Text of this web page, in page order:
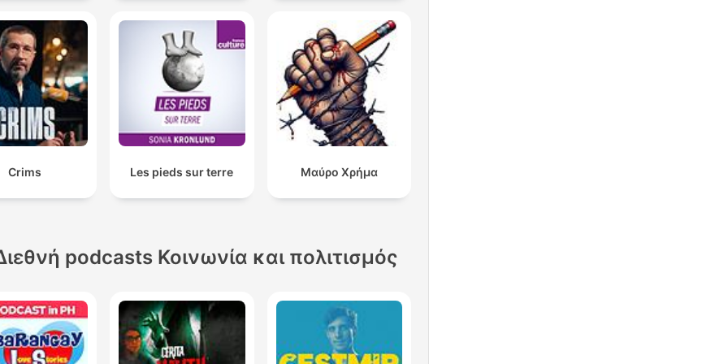
Crims Les pieds sur terre Μαύρο Χρήμα
podcasts Κοινωνία και πολιτισμός